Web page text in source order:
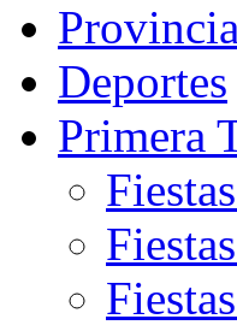
Provincia
Deportes
Primera